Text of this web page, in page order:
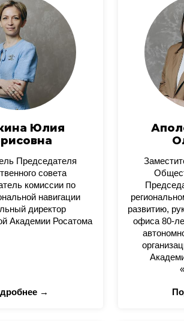
Юлия
Председателя
совета
комиссии по
навигации
директор
Академии Росатома
→
развитию,
офиса 80-